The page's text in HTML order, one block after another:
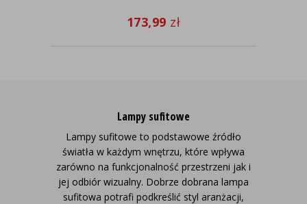
173,99 zł
Lampy sufitowe
Lampy sufitowe to podstawowe źródło
światła w każdym wnętrzu, które wpływa
zarówno na funkcjonalność przestrzeni jak i
jej odbiór wizualny. Dobrze dobrana lampa
sufitowa potrafi podkreślić styl aranżacji,